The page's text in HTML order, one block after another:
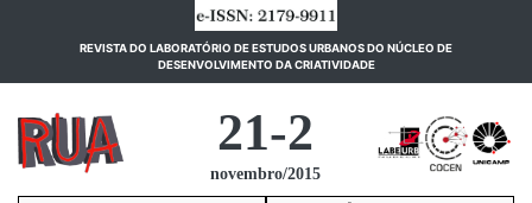
REVISTA DO LABORATÓRIO DE ESTUDOS URBANOS DO NÚCLEO DE
DESENVOLVIMENTO DA CRIATIVIDADE(current)
21-2
novembro/2015